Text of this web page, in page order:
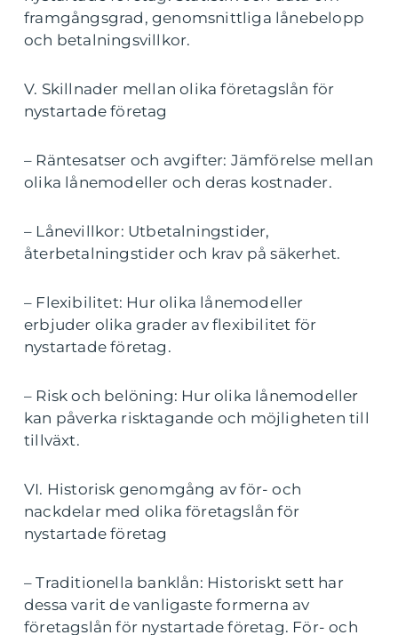
framgångsgrad, genomsnittliga lånebelopp
och betalningsvillkor.
V. Skillnader mellan olika företagslån för
nystartade företag
– Räntesatser och avgifter: Jämförelse mellan
olika lånemodeller och deras kostnader.
– Lånevillkor: Utbetalningstider,
återbetalningstider och krav på säkerhet.
– Flexibilitet: Hur olika lånemodeller
erbjuder olika grader av flexibilitet för
nystartade företag.
– Risk och belöning: Hur olika lånemodeller
kan påverka risktagande och möjligheten till
tillväxt.
VI. Historisk genomgång av för- och
nackdelar med olika företagslån för
nystartade företag
– Traditionella banklån: Historiskt sett har
dessa varit de vanligaste formerna av
företagslån för nystartade företag. För- och